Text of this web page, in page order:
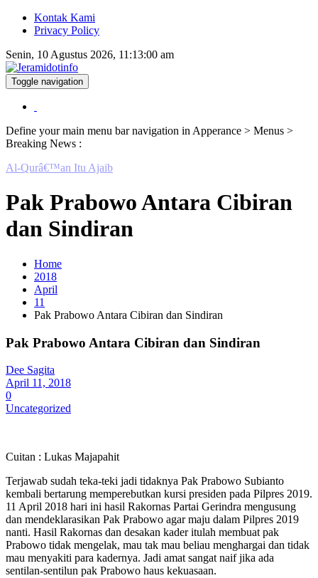
Kontak Kami
Privacy Policy
Senin, 10 Agustus 2026, 11:13:01 am
Jeramidotinfo
Berita dan Informasi Terkini
Toggle navigation
Define your main menu bar navigation in Apperance > Menus >
Breaking News :
Passing and Leading
Pak Prabowo Antara Cibiran
dan Sindiran
Home
2018
April
11
Pak Prabowo Antara Cibiran dan Sindiran
Pak Prabowo Antara Cibiran dan Sindiran
Dee Sagita
April 11, 2018
0
Uncategorized
Cuitan : Lukas Majapahit
Terjawab sudah teka-teki jadi tidaknya Pak Prabowo Subianto
kembali bertarung memperebutkan kursi presiden pada Pilpres 2019.
11 April 2018 hari ini hasil Rakornas Partai Gerindra mengusung
dan mendeklarasikan Pak Prabowo agar maju dalam Pilpres 2019
nanti. Hasil Rakornas dan desakan kader itulah membuat pak
Prabowo tidak mengelak, mau tak mau beliau menghargai dan tidak
mau menyakiti para kadernya. Jadi amat sangat naif jika ada
sentilan-sentilun pak Prabowo haus kekuasaan.